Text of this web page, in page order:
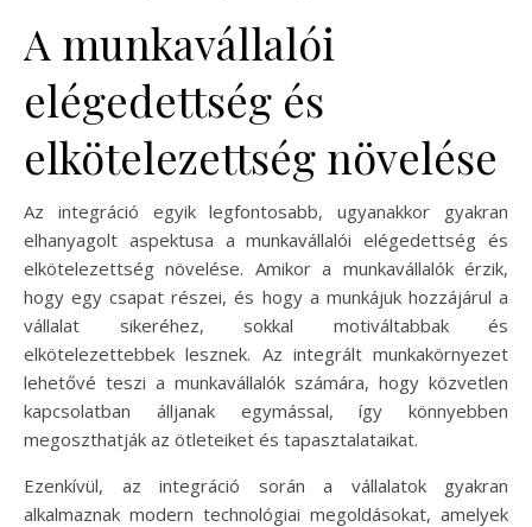
A munkavállalói
elégedettség és
elkötelezettség növelése
Az integráció egyik legfontosabb, ugyanakkor gyakran
elhanyagolt aspektusa a munkavállalói elégedettség és
elkötelezettség növelése. Amikor a munkavállalók érzik,
hogy egy csapat részei, és hogy a munkájuk hozzájárul a
vállalat sikeréhez, sokkal motiváltabbak és
elkötelezettebbek lesznek. Az integrált munkakörnyezet
lehetővé teszi a munkavállalók számára, hogy közvetlen
kapcsolatban álljanak egymással, így könnyebben
megoszthatják az ötleteiket és tapasztalataikat.
Ezenkívül, az integráció során a vállalatok gyakran
alkalmaznak modern technológiai megoldásokat, amelyek